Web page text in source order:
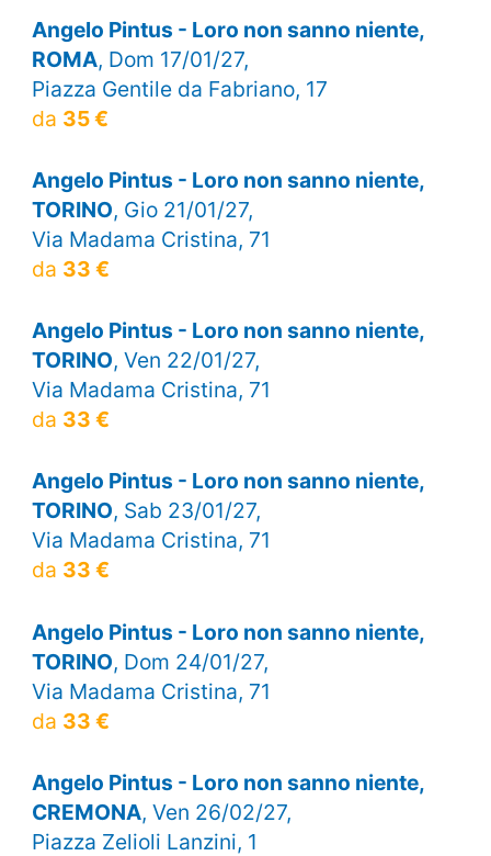
Angelo Pintus - Loro non sanno niente,
ROMA, Dom 17/01/27,
Piazza Gentile da Fabriano, 17
da 35 €
Angelo Pintus - Loro non sanno niente,
TORINO, Gio 21/01/27,
Via Madama Cristina, 71
da 33 €
Angelo Pintus - Loro non sanno niente,
TORINO, Ven 22/01/27,
Via Madama Cristina, 71
da 33 €
Angelo Pintus - Loro non sanno niente,
TORINO, Sab 23/01/27,
Via Madama Cristina, 71
da 33 €
Angelo Pintus - Loro non sanno niente,
TORINO, Dom 24/01/27,
Via Madama Cristina, 71
da 33 €
Angelo Pintus - Loro non sanno niente,
CREMONA, Ven 26/02/27,
Piazza Zelioli Lanzini, 1